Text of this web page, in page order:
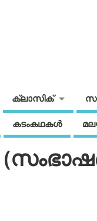
ക്ലാസിക്
കടംകഥകള്‍